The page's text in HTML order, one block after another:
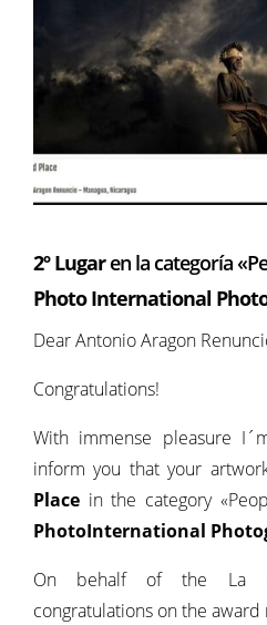
2º Lugaren la categoría
Photo International
Dear Antonio Aragon
Congratulations!
With immense pleasure
inform you that your
Place in the category
PhotoInternational
On behalf of the La
congratulations on the award